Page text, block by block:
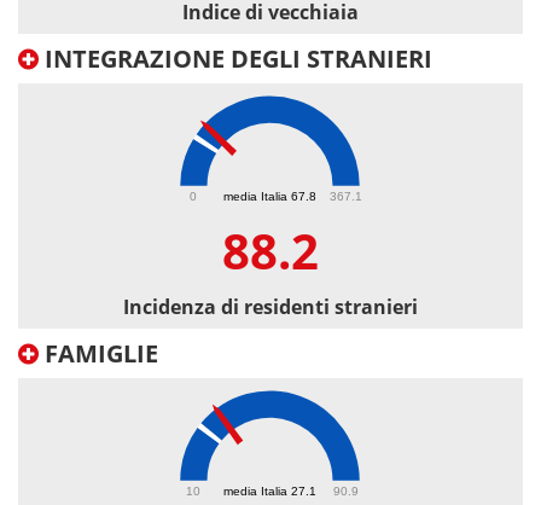
Indice di vecchiaia
INTEGRAZIONE DEGLI STRANIERI
media Italia 67.8
0 367.1
88.2
Incidenza di residenti stranieri
FAMIGLIE
media Italia 27.1
10 90.9